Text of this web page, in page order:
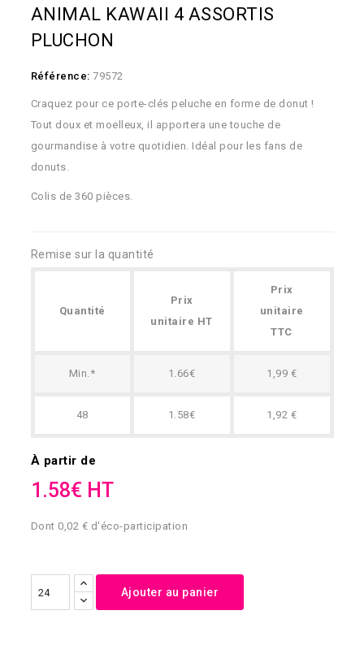
ANIMAL KAWAII 4 ASSORTIS
PLUCHON
Référence: 79572
Craquez pour ce porte-clés peluche en forme de donut !
Tout doux et moelleux, il apportera une touche de
gourmandise à votre quotidien. Idéal pour les fans de
donuts.
Colis de 360 pièces.
Remise sur la quantité
Quantité
Prix
unitaire HT
Prix
unitaire
TTC
Min.* 1.66€ 1,99 €
48 1.58€ 1,92 €
À partir de
1.58€ HT
Dont 0,02 € d'éco-participation
Ajouter au panier